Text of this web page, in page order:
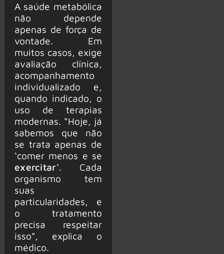
A saúde metabólica
não depende
apenas de força de
vontade. Em
muitos casos, exige
avaliação clínica,
acompanhamento
individualizado e,
quando indicado, o
uso de terapias
modernas. “Hoje, já
sabemos que não
se trata apenas de
‘comer menos e se
exercitar‘. Cada
organismo tem
suas
particularidades, e
o tratamento
precisa respeitar
isso”, explica o
médico.